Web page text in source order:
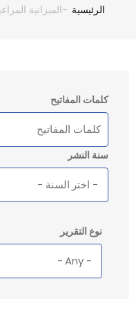
Breadcrumb
الرئيسية -الميزانية
كلمات المفاتيح
سنة النشر
نوع التقرير